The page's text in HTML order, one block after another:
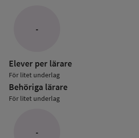
-
Elever per lärare
För litet underlag
Behöriga lärare
För litet underlag
-